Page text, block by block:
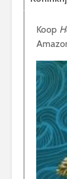
Koop